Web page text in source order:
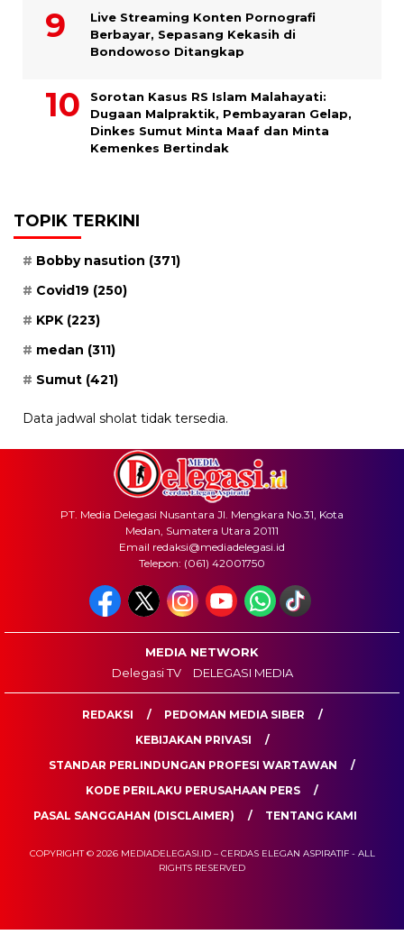
Live Streaming Konten Pornografi
Berbayar, Sepasang Kekasih di
Bondowoso Ditangkap
Sorotan Kasus RS Islam Malahayati:
Dugaan Malpraktik, Pembayaran Gelap,
Dinkes Sumut Minta Maaf dan Minta
Kemenkes Bertindak
TOPIK TERKINI
Bobby nasution (371)
Covid19 (250)
KPK (223)
medan (311)
Sumut (421)
Data jadwal sholat tidak tersedia.
PT. Media Delegasi Nusantara Jl. Mengkara No.31, Kota
Medan, Sumatera Utara 20111
Email redaksi@mediadelegasi.id
Telepon: (061) 42001750
MEDIA NETWORK
Delegasi TV
DELEGASI MEDIA
REDAKSI
PEDOMAN MEDIA SIBER
KEBIJAKAN PRIVASI
STANDAR PERLINDUNGAN PROFESI WARTAWAN
KODE PERILAKU PERUSAHAAN PERS
PASAL SANGGAHAN (DISCLAIMER)
TENTANG KAMI
COPYRIGHT © 2026 MEDIADELEGASI.ID – CERDAS ELEGAN ASPIRATIF - ALL
RIGHTS RESERVED